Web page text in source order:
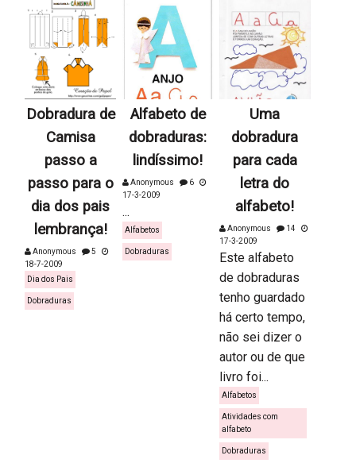
Dobradura de
Camisa
passo a
passo para o
dia dos pais
lembrança!
Anonymous
5
18-7-2009
Dia dos Pais
Dobraduras
Alfabeto de
dobraduras:
lindíssimo!
Anonymous
6
17-3-2009
...
Alfabetos
Dobraduras
Uma
dobradura
para cada
letra do
alfabeto!
Anonymous
14
17-3-2009
Este alfabeto
de dobraduras
tenho guardado
há certo tempo,
não sei dizer o
autor ou de que
livro foi...
Alfabetos
Atividades com
alfabeto
Dobraduras